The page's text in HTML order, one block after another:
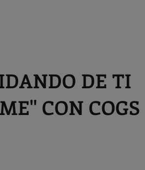
DE TI
CON COGS